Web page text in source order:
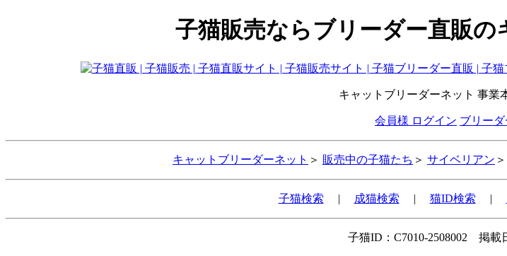
子猫販売ならブリーダー直販の
キャットブリーダーネット 事業
会員様 ログイン ブリー
キャットブリーダーネット ＞ 販売中の子猫たち ＞ サイベリアン ＞
子猫検索 | 成猫検索 | 猫ID検索 |
子猫ID：C7010-2508002 掲載